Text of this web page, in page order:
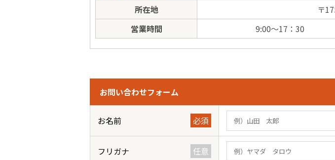
所在地
〒
営業時間
9:00～17：30
お問い合わせフォーム
お名前 必須
フリガナ 任意